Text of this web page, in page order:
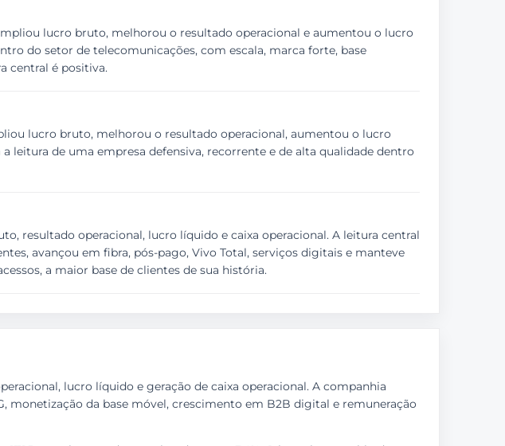
lucro bruto, melhorou o resultado operacional e aumentou o lucro
do setor de telecomunicações, com escala, marca forte, base
central é positiva.
lucro bruto, melhorou o resultado operacional, aumentou o lucro
leitura de uma empresa defensiva, recorrente e de alta qualidade dentro
resultado operacional, lucro líquido e caixa operacional. A leitura central
avançou em fibra, pós-pago, Vivo Total, serviços digitais e manteve
a maior base de clientes de sua história.
lucro líquido e geração de caixa operacional. A companhia
monetização da base móvel, crescimento em B2B digital e remuneração